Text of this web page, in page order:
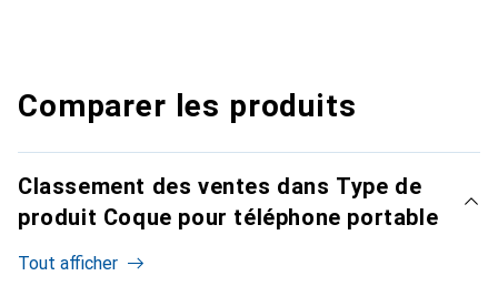
Comparer les produits
Classement des ventes dans Type de
produit Coque pour téléphone portable
Tout afficher